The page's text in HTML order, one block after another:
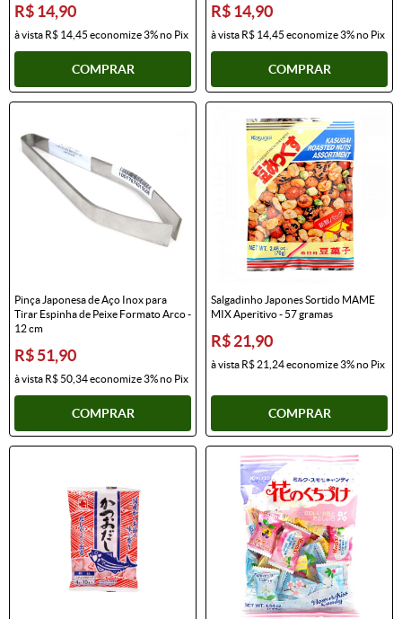
R$ 14,90
à vista R$ 14,45 economize3%no Pix
COMPRAR
R$ 14,90
à vista R$ 14,45 economize3%no Pix
COMPRAR
Pinça Japonesa de Aço Inox para
Tirar Espinha de Peixe Formato Arco -
12 cm
R$ 51,90
à vista R$ 50,34economize3%no Pix
COMPRAR
Salgadinho Japones Sortido MAME
MIX Aperitivo - 57 gramas
R$ 21,90
à vista R$ 21,24economize3%no Pix
COMPRAR